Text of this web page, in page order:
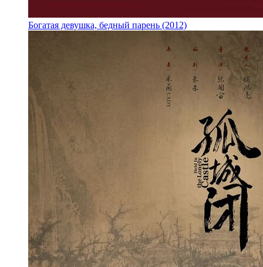
Богатая девушка, бедный парень (2012)